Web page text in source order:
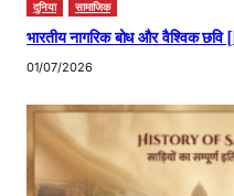
दुनिया सामाजिक
भारतीय नागरिक बोध और वैश्विक
01/07/2026